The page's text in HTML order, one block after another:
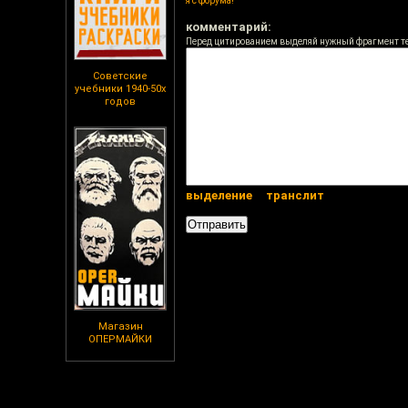
Советские
учебники 1940-50х
годов
Магазин
ОПЕРМАЙКИ
комментарий:
Перед цитированием выделяй нужный фрагмент
выделение транслит